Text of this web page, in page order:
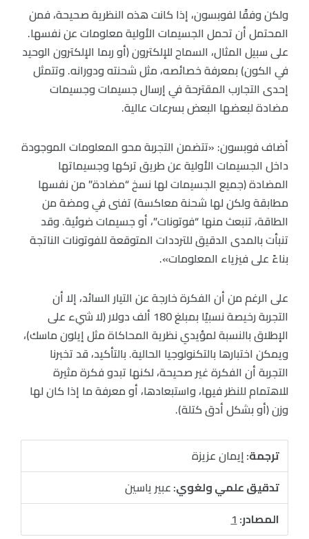
ولكن وفقًا لفوبسون، إذا كانت هذه النظرية صحيحة، فمن
المحتمل أن تحمل الجسيمات الأولية معلومات عن نفسها.
على سبيل المثال، السماح للإلكترون (أو ربما الإلكترون الوحيد
في الكون) بمعرفة خصائصه، مثل شحنته ودورانه. وتتمثل
إحدى التجارب المقترحة في إرسال جسيمات وجسيمات
مضادة لبعضها البعض بسرعات عالية.
أضاف فوبسون: «تتضمن التجربة محو المعلومات الموجودة
داخل الجسيمات الأولية عن طريق تركها وجسيماتها
المضادة (جميع الجسيمات لها نسخ “مضادة” من نفسها
مطابقة ولكن لها شحنة معاكسة) تفنى في ومضة من
الطاقة، تنبعث منها “فوتونات”، أو جسيمات ضوئية. وقد
تنبأت بالمدى الدقيق للترددات المتوقعة للفوتونات الناتجة
بناءً على فيزياء المعلومات».
على الرغم من أن الفكرة خارجة عن التيار السائد، إلا أن
التجربة رخيصة نسبيًا بمبلغ 180 ألف دولار (لا شيء على
الإطلاق بالنسبة لمؤيدي نظرية المحاكاة مثل إيلون ماسك)،
ويمكن اختبارها بالتكنولوجيا الحالية. بالتأكيد، قد تخبرنا
التجربة أن الفكرة غير صحيحة، لكنها تبدو فكرة مثيرة
للاهتمام للنظر فيها، واستبعادها، أو معرفة ما إذا كان لها
وزن (أو بشكل أدق كتلة).
ترجمة:إيمان عزيزة
تدقيق علمي ولغوي:عبير ياسين
المصادر:1